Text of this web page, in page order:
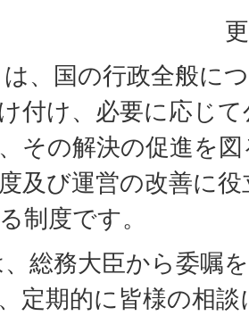
、国の行政全般に
付け、必要に応じ
その解決の促進を
及び運営の改善に
制度です。
総務大臣から委嘱
定期的に皆様の相